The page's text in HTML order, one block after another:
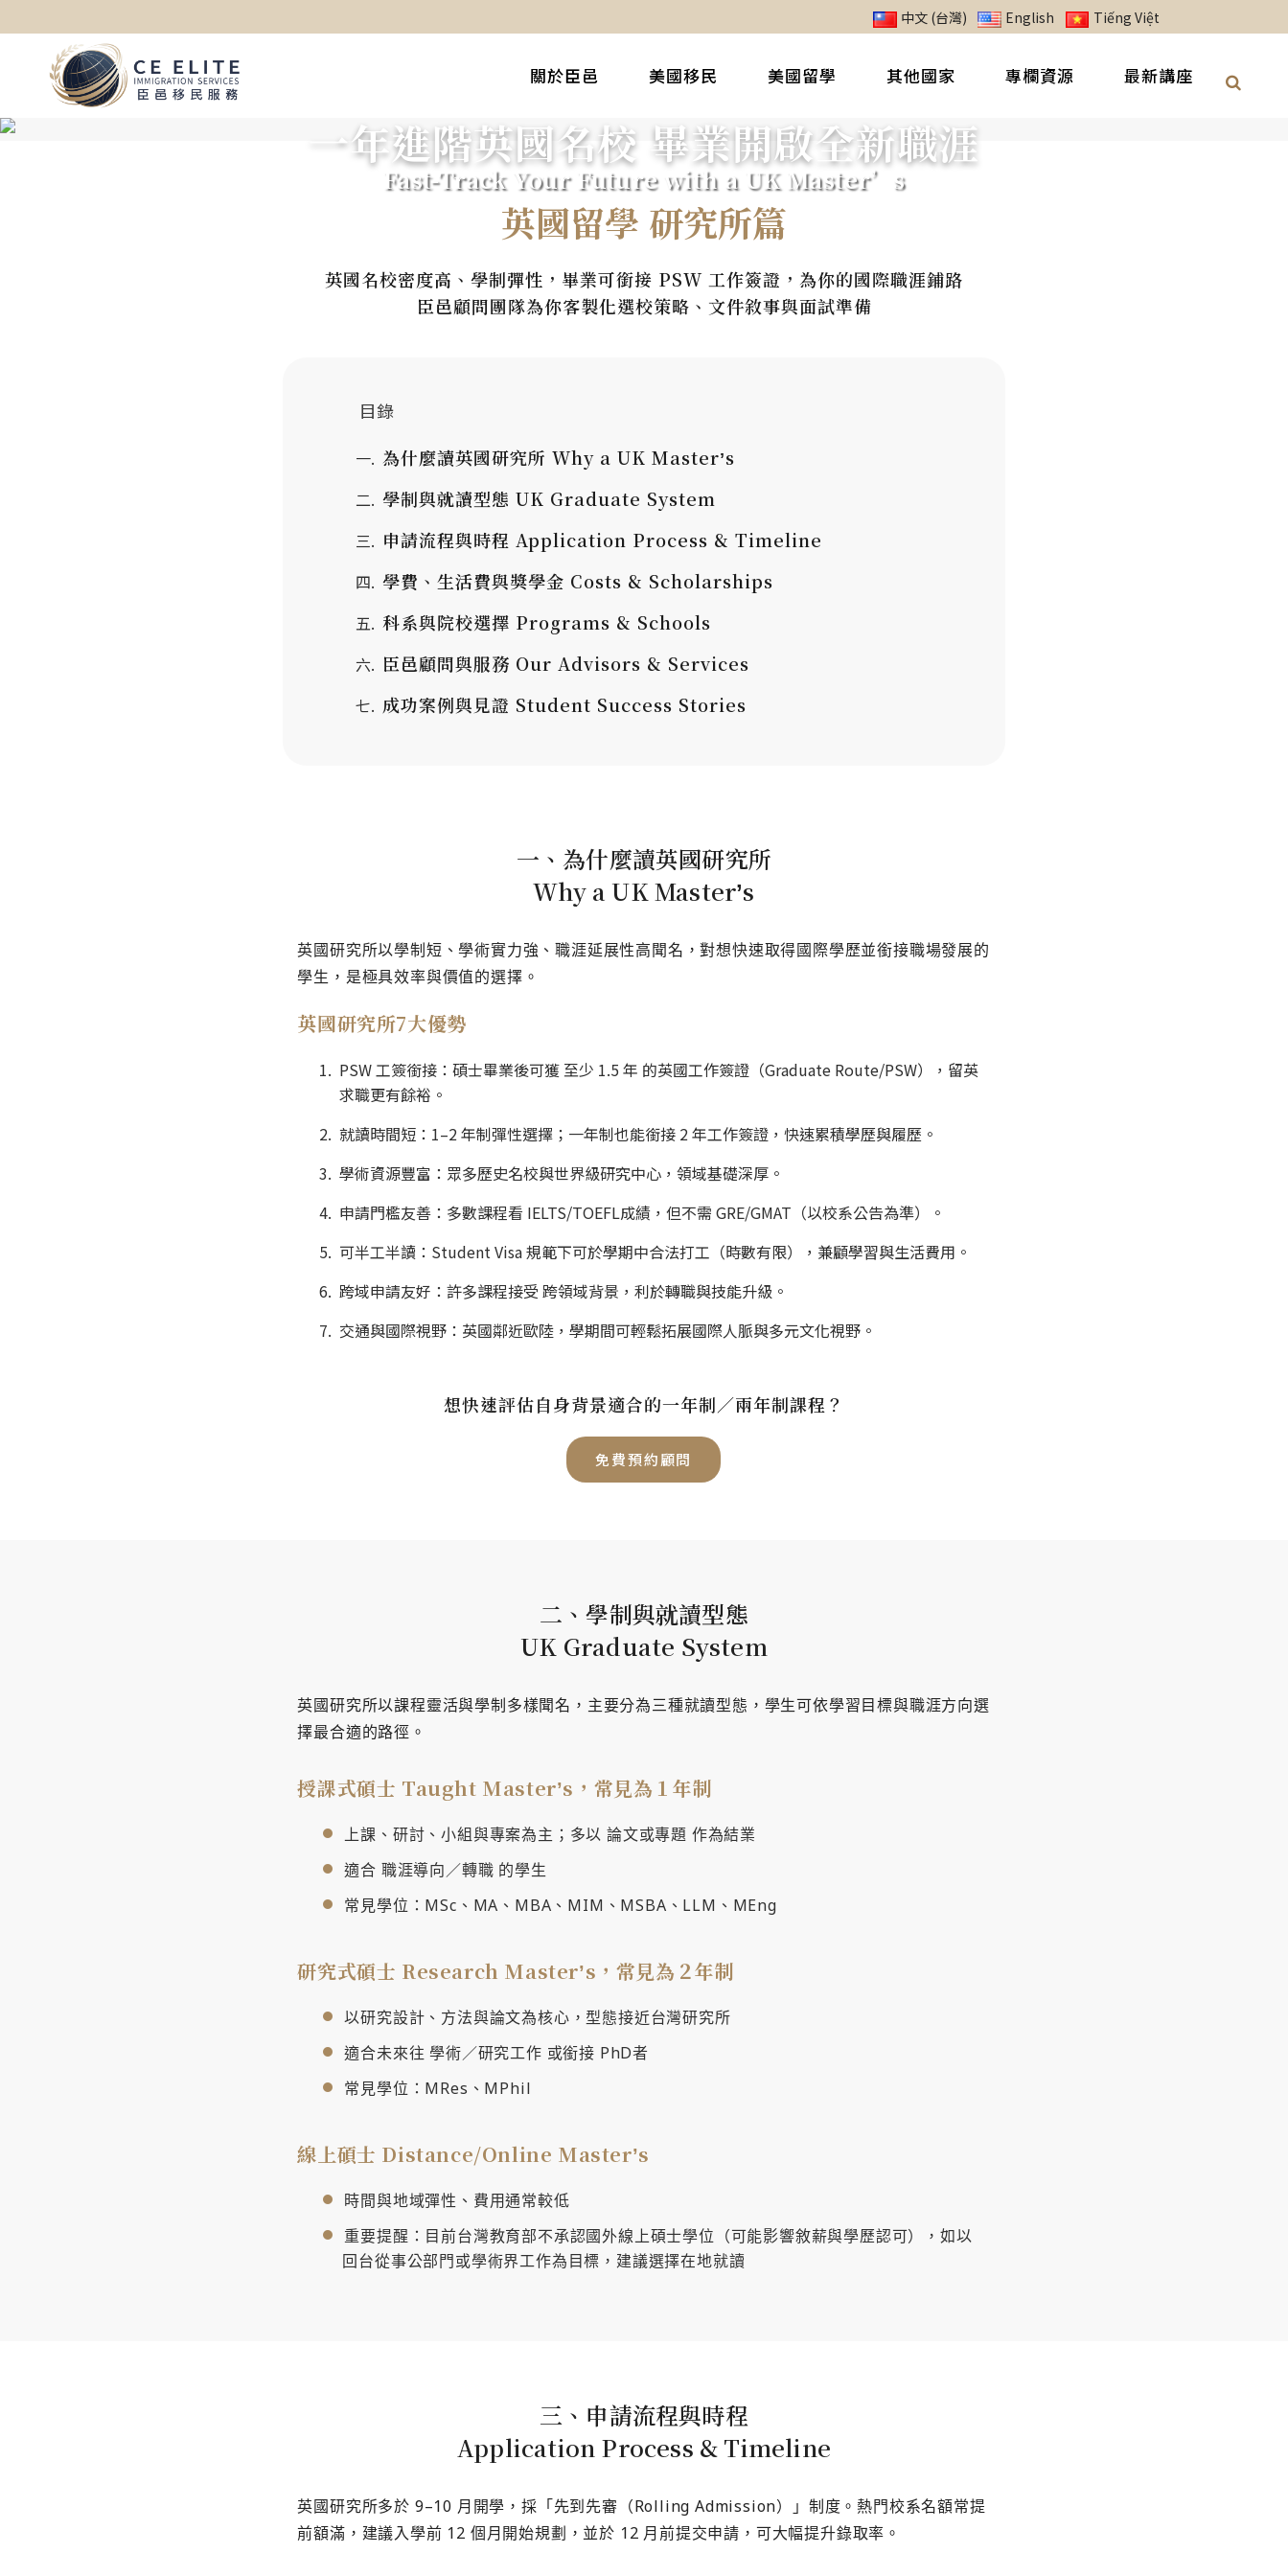
中文 (台灣) English Tiếng Việt
關於臣邑 美國移民 美國留學 其他國家 專欄資源 最新講座
一年進階英國名校 畢業開啟全新職涯
Fast-Track Your Future with a UK Master’s
英國留學 研究所篇
英國名校密度高、學制彈性，畢業可銜接 PSW 工作簽證，為你的國際職涯鋪路
臣邑顧問團隊為你客製化選校策略、文件敘事與面試準備
目錄
為什麼讀英國研究所 Why a UK Masterʼs
學制與就讀型態 UK Graduate System
申請流程與時程 Application Process & Timeline
學費、生活費與獎學金 Costs & Scholarships
科系與院校選擇 Programs & Schools
臣邑顧問與服務 Our Advisors & Services
成功案例與見證 Student Success Stories
一、為什麼讀英國研究所
Why a UK Masterʼs
英國研究所以學制短、學術實力強、職涯延展性高聞名，對想快速取得國際學歷並銜接職場發展的
學生，是極具效率與價值的選擇。
英國研究所7大優勢
PSW 工簽銜接：碩士畢業後可獲 至少 1.5 年 的英國工作簽證（Graduate Route/PSW），留英
求職更有餘裕。
就讀時間短：1–2 年制彈性選擇；一年制也能銜接 2 年工作簽證，快速累積學歷與履歷。
學術資源豐富：眾多歷史名校與世界級研究中心，領域基礎深厚。
申請門檻友善：多數課程看 IELTS/TOEFL成績，但不需 GRE/GMAT（以校系公告為準）。
可半工半讀：Student Visa 規範下可於學期中合法打工（時數有限），兼顧學習與生活費用。
跨域申請友好：許多課程接受 跨領域背景，利於轉職與技能升級。
交通與國際視野：英國鄰近歐陸，學期間可輕鬆拓展國際人脈與多元文化視野。
想快速評估自身背景適合的一年制／兩年制課程？
免費預約顧問
二、學制與就讀型態
UK Graduate System
英國研究所以課程靈活與學制多樣聞名，主要分為三種就讀型態，學生可依學習目標與職涯方向選
擇最合適的路徑。
授課式碩士 Taught Masterʼs，常見為１年制
上課、研討、小組與專案為主；多以 論文或專題 作為結業
適合 職涯導向／轉職 的學生
常見學位：MSc、MA、MBA、MIM、MSBA、LLM、MEng
研究式碩士 Research Masterʼs，常見為２年制
以研究設計、方法與論文為核心，型態接近台灣研究所
適合未來往 學術／研究工作 或銜接 PhD者
常見學位：MRes、MPhil
線上碩士 Distance/Online Masterʼs
時間與地域彈性、費用通常較低
重要提醒：目前台灣教育部不承認國外線上碩士學位（可能影響敘薪與學歷認可），如以
回台從事公部門或學術界工作為目標，建議選擇在地就讀
三、申請流程與時程
Application Process & Timeline
英國研究所多於 9–10 月開學，採「先到先審（Rolling Admission）」制度。熱門校系名額常提
前額滿，建議入學前 12 個月開始規劃，並於 12 月前提交申請，可大幅提升錄取率。